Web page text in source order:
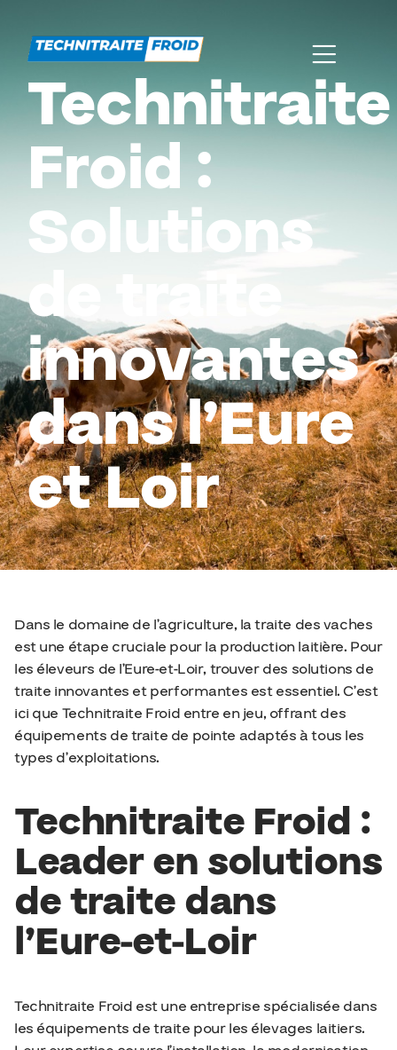
Technitraite
Froid :
Solutions
de traite
innovantes
dans l’Eure
et Loir
Dans le domaine de l’agriculture, la traite des vaches
est une étape cruciale pour la production laitière. Pour
les éleveurs de l’Eure-et-Loir, trouver des solutions de
traite innovantes et performantes est essentiel. C’est
ici que Technitraite Froid entre en jeu, offrant des
équipements de traite de pointe adaptés à tous les
types d’exploitations.
Technitraite Froid :
Leader en solutions
de traite dans
l’Eure-et-Loir
Technitraite Froid est une entreprise spécialisée dans
les équipements de traite pour les élevages laitiers.